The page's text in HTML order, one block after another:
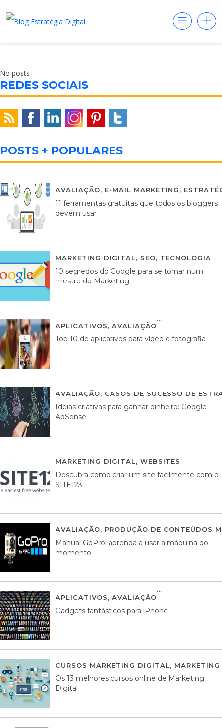
No posts
REDES SOCIAIS
POSTS + POPULARES
AVALIAÇÃO, E-MAIL MARKETING,
11 ferramentas gratuitas que todos os bloggers
devem usar
MARKETING DIGITAL, SEO, TECNOLOGIA
10 segredos do Google para se tornar num
mestre do Marketing
APLICATIVOS, AVALIAÇÃO
Top 10 de aplicativos para vídeo e fotografia
AVALIAÇÃO, CASOS DE SUCESSO DE
Ideias criativas para ganhar dinheiro: Google
AdSense
MARKETING DIGITAL, WEBSITES
Descubra como criar um site facilmente com o
SITE123
AVALIAÇÃO, PRODUÇÃO DE CONTEÚDOS
Manual GoPro: aprenda a usar a máquina do
momento
APLICATIVOS, AVALIAÇÃO
Gadgets fantásticos para iPhone
CURSOS MARKETING DIGITAL,
Os 13 melhores cursos online de Marketing
Digital